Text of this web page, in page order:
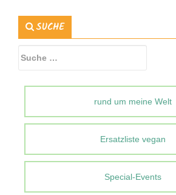
SUCHE
Suche
rund um meine Welt
Ersatzliste vegan
Special-Events